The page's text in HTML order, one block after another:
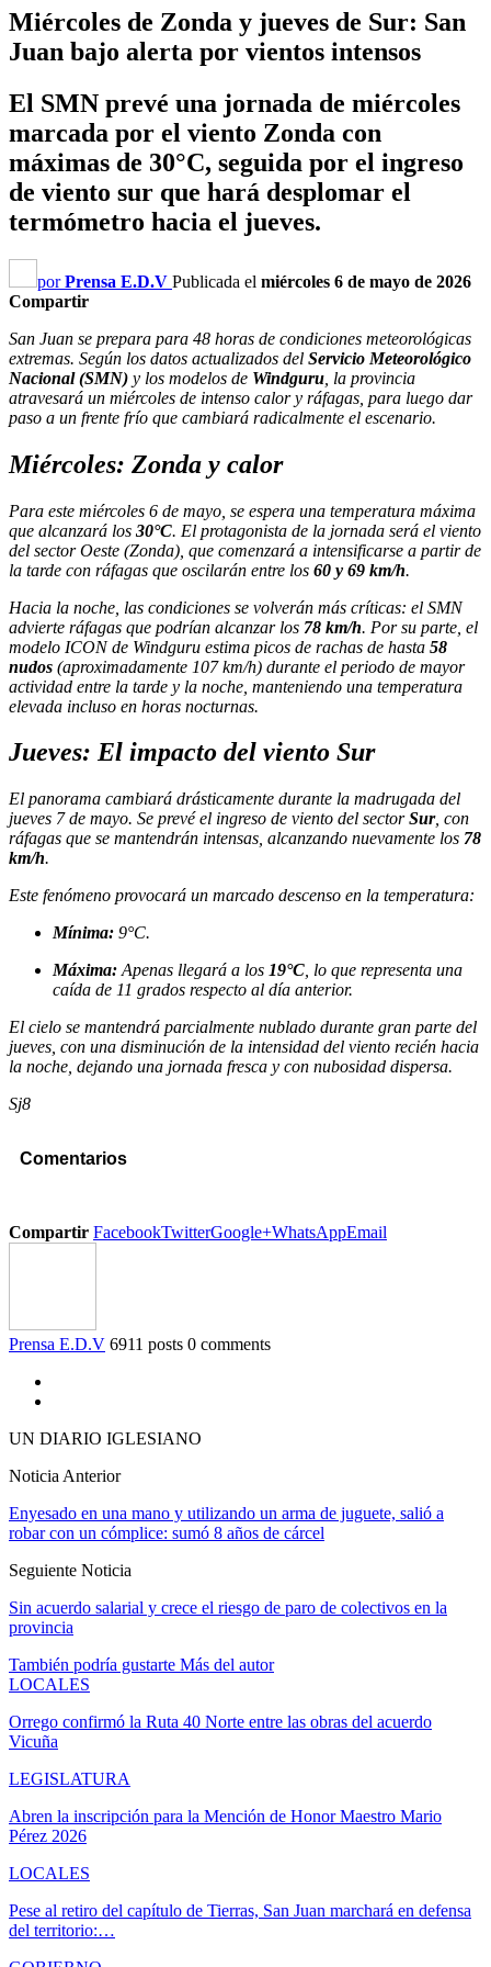
Miércoles de Zonda y jueves de Sur: San
Juan bajo alerta por vientos intensos
El SMN prevé una jornada de miércoles
marcada por el viento Zonda con
máximas de 30°C, seguida por el ingreso
de viento sur que hará desplomar el
termómetro hacia el jueves.
porPrensa E.D.V Publicada el miércoles 6 de mayo de 2026
Compartir
San Juan se prepara para 48 horas de condiciones meteorológicas
extremas. Según los datos actualizados del Servicio Meteorológico
Nacional (SMN) y los modelos de Windguru , la provincia
atravesará un miércoles de intenso calor y ráfagas, para luego dar
paso a un frente frío que cambiará radicalmente el escenario.
Miércoles: Zonda y calor
Para este miércoles 6 de mayo, se espera una temperatura máxima
que alcanzará los 30°C. El protagonista de la jornada será el viento
del sector Oeste (Zonda), que comenzará a intensificarse a partir de
la tarde con ráfagas que oscilarán entre los 60 y 69 km/h.
Hacia la noche, las condiciones se volverán más críticas: el SMN
advierte ráfagas que podrían alcanzar los 78 km/h. Por su parte, el
modelo ICON de Windguru estima picos de rachas de hasta 58
nudos (aproximadamente 107 km/h) durante el periodo de mayor
actividad entre la tarde y la noche, manteniendo una temperatura
elevada incluso en horas nocturnas.
Jueves: El impacto del viento Sur
El panorama cambiará drásticamente durante la madrugada del
jueves 7 de mayo. Se prevé el ingreso de viento del sectorSur, con
ráfagas que se mantendrán intensas, alcanzando nuevamente los 78
km/h.
Este fenómeno provocará un marcado descenso en la temperatura:
Mínima: 9°C.
Máxima: Apenas llegará a los 19°C , lo que representa una
caída de 11 grados respecto al día anterior.
El cielo se mantendrá parcialmente nublado durante gran parte del
jueves, con una disminución de la intensidad del viento recién hacia
la noche, dejando una jornada fresca y con nubosidad dispersa.
Sj8
Comentarios
Compartir FacebookTwitterGoogle+WhatsAppEmail
Prensa E.D.V 6911 posts 0 comments
UN DIARIO IGLESIANO
Noticia Anterior
Enyesado en una mano y utilizando un arma de juguete, salió a
robar con un cómplice: sumó 8 años de cárcel
Seguiente Noticia
Sin acuerdo salarial y crece el riesgo de paro de colectivos en la
provincia
También podría gustarte Más del autor
LOCALES
Orrego confirmó la Ruta 40 Norte entre las obras del acuerdo
Vicuña
LEGISLATURA
Abren la inscripción para la Mención de Honor Maestro Mario
Pérez 2026
LOCALES
Pese al retiro del capítulo de Tierras, San Juan marchará en defensa
del territorio:…